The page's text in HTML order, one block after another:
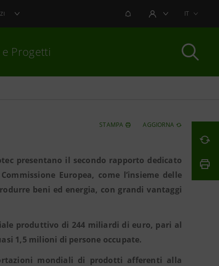
NOTIFICHEAREA UTENTEIT
e Progetti
STAMPA AGGIORNA
presentano il secondo rapporto dedicato
Europea, come l’insieme delle
beni ed energia, con grandi vantaggi
produttivo di 244 miliardi di euro, pari al
1,5 milioni di persone occupate.
mondiali di prodotti afferenti alla